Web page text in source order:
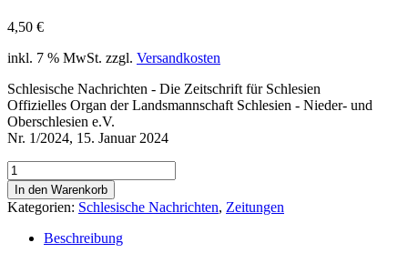
4,50 €
inkl. 7 % MwSt. zzgl. Versandkosten
Schlesische Nachrichten - Die Zeitschrift für Schlesien
Offizielles Organ der Landsmannschaft Schlesien - Nieder- und
Oberschlesien e.V.
Nr. 1/2024, 15. Januar 2024
Schlesische
Nachrichten
Nr.
1/2024
Menge
In den Warenkorb
Kategorien: Schlesische Nachrichten, Zeitungen
Beschreibung